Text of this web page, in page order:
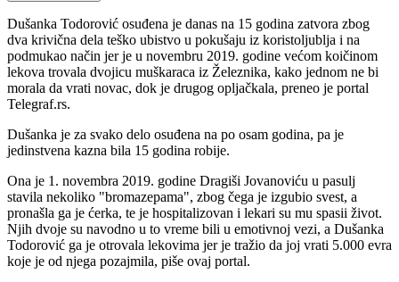
Dušanka Todorović osuđena je danas na 15 godina zatvora zbog
dva krivična dela teško ubistvo u pokušaju iz koristoljublja i na
podmukao način jer je u novembru 2019. godine većom koičinom
lekova trovala dvojicu muškaraca iz Železnika, kako jednom ne bi
morala da vrati novac, dok je drugog opljačkala, preneo je portal
Telegraf.rs.
Dušanka je za svako delo osuđena na po osam godina, pa je
jedinstvena kazna bila 15 godina robije.
Ona je 1. novembra 2019. godine Dragiši Jovanoviću u pasulj
stavila nekoliko "bromazepama", zbog čega je izgubio svest, a
pronašla ga je ćerka, te je hospitalizovan i lekari su mu spasii život.
Njih dvoje su navodno u to vreme bili u emotivnoj vezi, a Dušanka
Todorović ga je otrovala lekovima jer je tražio da joj vrati 5.000 evra
koje je od njega pozajmila, piše ovaj portal.